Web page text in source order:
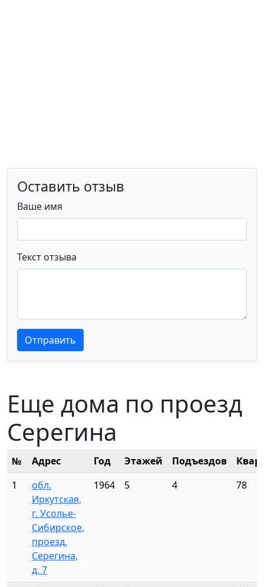
Оставить отзыв
Ваше имя
Текст отзыва
Текст отзыва
Текст отзыва
Отправить
Еще дома по проезд
Серегина
№ Адрес Год Этажей Подъездов
1
обл.
Иркутская,
г. Усолье-
Сибирское,
проезд.
Серегина,
д. 7
1964 5 4 78